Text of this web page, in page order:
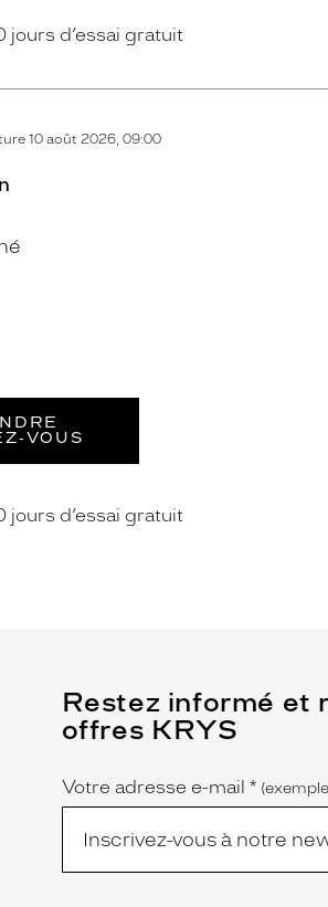
jours d’essai gratuit
10 août 2026, 09:00
jours d’essai gratuit
Restez informé et
offres KRYS
Name
Votre adresse e-mail *
(Ce
champ
est
obligatoire)